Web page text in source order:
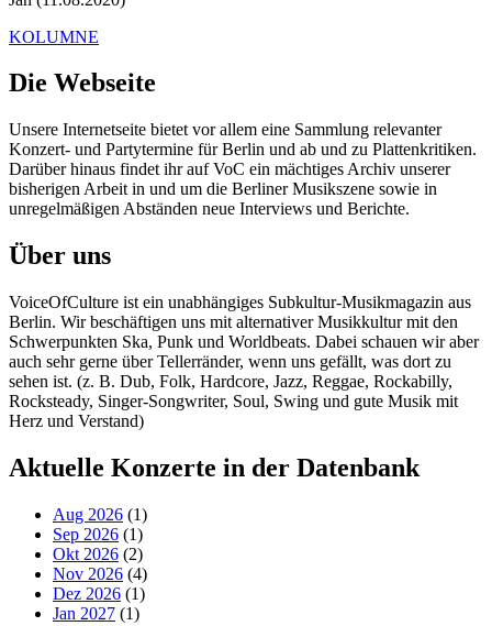
KOLUMNE
Die Webseite
Unsere Internetseite bietet vor allem eine Sammlung relevanter
Konzert- und Partytermine für Berlin und ab und zu Plattenkritiken.
Darüber hinaus findet ihr auf VoC ein mächtiges Archiv unserer
bisherigen Arbeit in und um die Berliner Musikszene sowie in
unregelmäßigen Abständen neue Interviews und Berichte.
Über uns
VoiceOfCulture ist ein unabhängiges Subkultur-Musikmagazin aus
Berlin. Wir beschäftigen uns mit alternativer Musikkultur mit den
Schwerpunkten Ska, Punk und Worldbeats. Dabei schauen wir aber
auch sehr gerne über Tellerränder, wenn uns gefällt, was dort zu
sehen ist. (z. B. Dub, Folk, Hardcore, Jazz, Reggae, Rockabilly,
Rocksteady, Singer-Songwriter, Soul, Swing und gute Musik mit
Herz und Verstand)
Aktuelle Konzerte in der Datenbank
Aug 2026 (1)
Sep 2026 (1)
Okt 2026 (2)
Nov 2026 (4)
Dez 2026 (1)
Jan 2027 (1)